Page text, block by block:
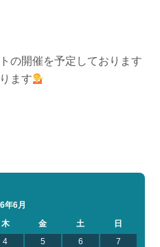
の開催を予定しております
ます
年6月
木 金 土
日
4 5 6
7